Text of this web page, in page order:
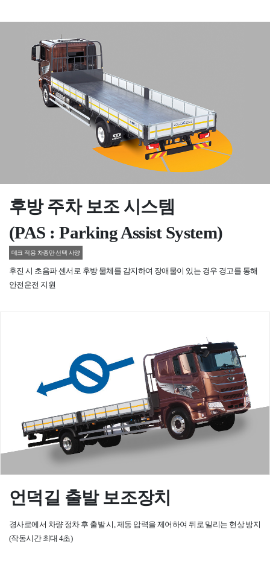
후방 주차 보조 시스템
(PAS : Parking Assist System)
데크 적용 차종만 선택 사양
후진 시 초음파 센서로 후방 물체를 감지하여 장애물이 있는 경우 경고를 통해
안전운전 지원
언덕길 출발 보조장치
경사로에서 차량 정차 후 출발 시, 제동 압력을 제어하여 뒤로 밀리는 현상 방지
(작동시간 최대 4초)